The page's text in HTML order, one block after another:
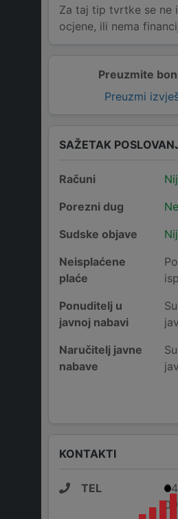
Preuzmite
Preuzmi
Za taj tip tvrtke se ne
ocjene, ili nema
SAŽETAK
Računi
Porezni dug
Sudske objave
Neisplaćene
plaće
Ponuditelj u
javnoj nabavi
Naručitelj javne
nabave
KONTAKTI
TEL